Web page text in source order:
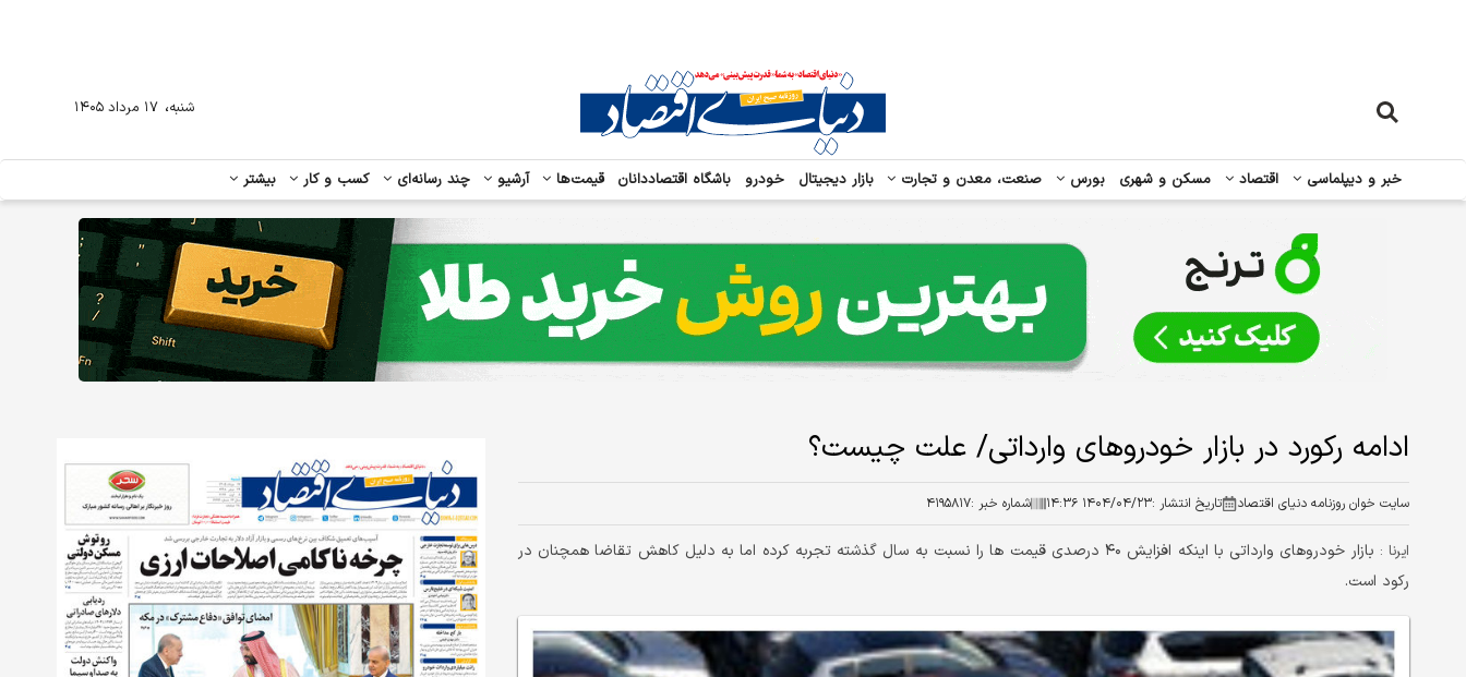
خبر و دیپلماسی اقتصاد مسکن و شهری بورس صنعت، معدن و تجارت بازار دیجیتال خودرو باشگاه اقتصاددانان قیمت‌ها آرشیو چند رسانه‌ای کسب و کار بیشتر
شنبه، ۱۷ مرداد ۱۴۰۵
ادامه رکورد در بازار خودروهای وارداتی/ علت چیست؟
سایت خوان روزنامه دنیای اقتصاد تاریخ انتشار :۱۴۰۴/۰۴/۲۳ ۱۴:۳۶ شماره خبر :۴۱۹۵۸۱۷
ایرنا :
بازار خودروهای وارداتی با اینکه افزایش ۴۰ درصدی قیمت ها را نسبت به سال گذشته تجربه کرده اما به دلیل کاهش تقاضا همچنان در
رکود است.